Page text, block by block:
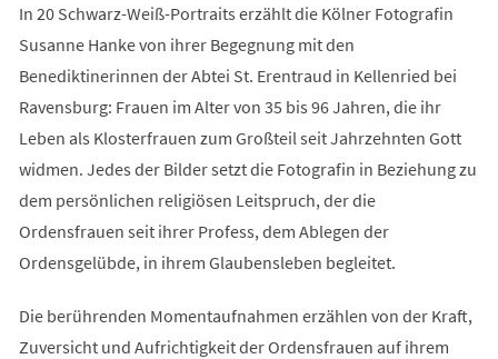
In 20 Schwarz-Weiß-Portraits erzählt die Kölner Fotografin
Susanne Hanke von ihrer Begegnung mit den
Benediktinerinnen der Abtei St. Erentraud in Kellenried bei
Ravensburg: Frauen im Alter von 35 bis 96 Jahren, die ihr
Leben als Klosterfrauen zum Großteil seit Jahrzehnten Gott
widmen. Jedes der Bilder setzt die Fotografin in Beziehung zu
dem persönlichen religiösen Leitspruch, der die
Ordensfrauen seit ihrer Profess, dem Ablegen der
Ordensgelübde, in ihrem Glaubensleben begleitet.
Die berührenden Momentaufnahmen erzählen von der Kraft,
Zuversicht und Aufrichtigkeit der Ordensfrauen auf ihrem